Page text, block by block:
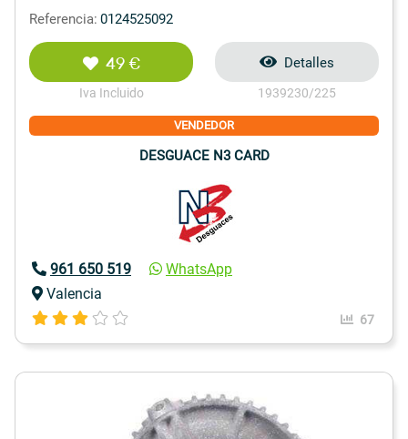
Referencia: 0124525092
49 €
Iva Incluido
Detalles
1939230/225
VENDEDOR
DESGUACE N3 CARD
961 650 519
WhatsApp
Valencia
67